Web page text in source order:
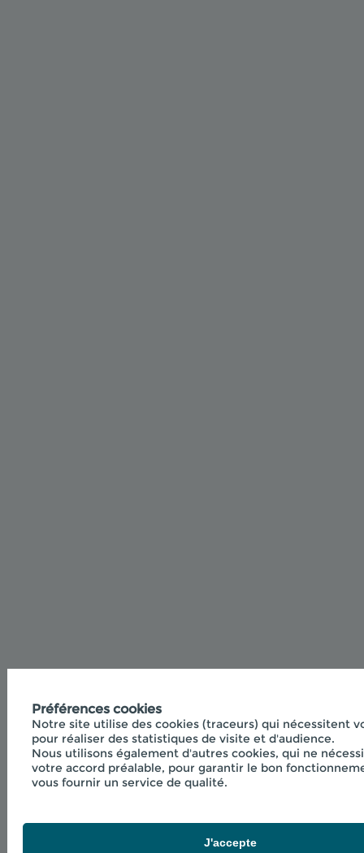
Préférences cookies
Notre site utilise des cookies (traceurs) qui nécessitent
pour réaliser des statistiques de visite et d'audience.
Nous utilisons également d'autres cookies, qui ne
votre accord préalable, pour garantir le bon
vous fournir un service de qualité.
J'accepte